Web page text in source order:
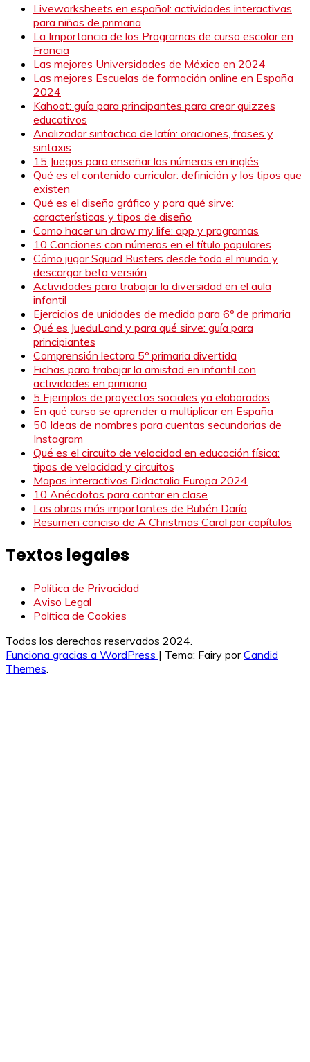
Liveworksheets en español: actividades interactivas
para niños de primaria
La Importancia de los Programas de curso escolar en
Francia
Las mejores Universidades de México en 2024
Las mejores Escuelas de formación online en España
2024
Kahoot: guía para principantes para crear quizzes
educativos
Analizador sintactico de latín: oraciones, frases y
sintaxis
15 Juegos para enseñar los números en inglés
Qué es el contenido curricular: definición y los tipos que
existen
Qué es el diseño gráfico y para qué sirve:
características y tipos de diseño
Como hacer un draw my life: app y programas
10 Canciones con números en el título populares
Cómo jugar Squad Busters desde todo el mundo y
descargar beta versión
Actividades para trabajar la diversidad en el aula
infantil
Ejercicios de unidades de medida para 6º de primaria
Qué es JueduLand y para qué sirve: guía para
principiantes
Comprensión lectora 5º primaria divertida
Fichas para trabajar la amistad en infantil con
actividades en primaria
5 Ejemplos de proyectos sociales ya elaborados
En qué curso se aprender a multiplicar en España
50 Ideas de nombres para cuentas secundarias de
Instagram
Qué es el circuito de velocidad en educación física:
tipos de velocidad y circuitos
Mapas interactivos Didactalia Europa 2024
10 Anécdotas para contar en clase
Las obras más importantes de Rubén Darío
Resumen conciso de A Christmas Carol por capítulos
Textos legales
Política de Privacidad
Aviso Legal
Política de Cookies
Todos los derechos reservados 2024.
Funciona gracias a WordPress | Tema: Fairy porCandid
Themes